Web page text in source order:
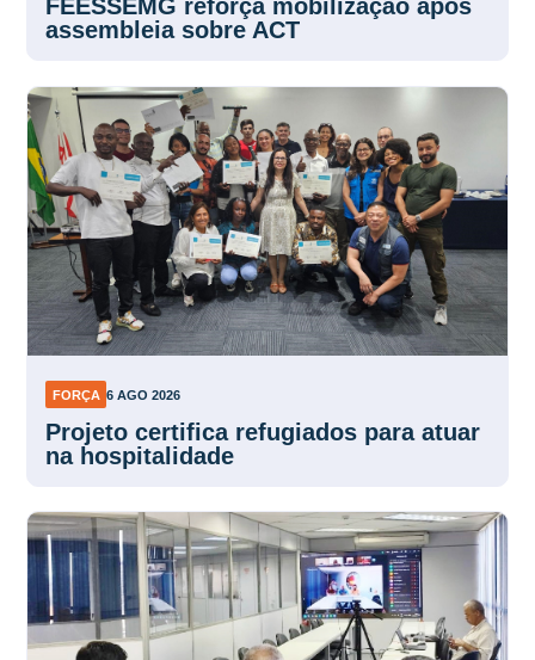
FEESSEMG reforça mobilização após
assembleia sobre ACT
FORÇA 6 AGO 2026
Projeto certifica refugiados para atuar
na hospitalidade